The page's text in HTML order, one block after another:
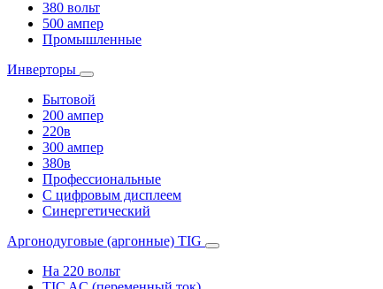
380 вольт
500 ампер
Промышленные
Инверторы
Бытовой
200 ампер
220в
300 ампер
380в
Профессиональные
С цифровым дисплеем
Синергетический
Аргонодуговые (аргонные) TIG
На 220 вольт